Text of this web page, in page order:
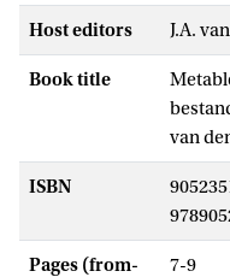
Host editors J.A.
Book title
van
ISBN
Pages (from-
7-9